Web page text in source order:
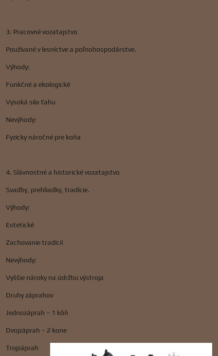
3. Pracovné vozatajstvo
Používané v lesníctve a poľnohospodárstve.
Výhody:
Funkčné a ekologické
Vysoká sila ťahu
Nevýhody:
Fyzicky náročné pre koňa
4. Slávnostné a historické vozatajstvo
Svadby, prehliadky, tradície.
Výhody:
Estetické
Zachovanie tradícií
Nevýhody:
Vyššie nároky na údržbu výstroja
Druhy záprahov
Jednozáprah – 1 kôň
Dvojzáprah – 2 kone
Trojzáprah